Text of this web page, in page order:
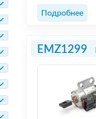
Подробнее
EMZ1299